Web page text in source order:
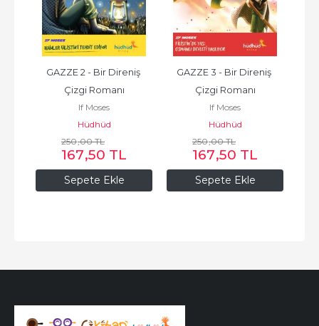
Sepete Ekle
GAZZE 2 - Bir Direniş
Çizgi Romanı
If Moses
Hüdhüd
250,00TL
167,50 TL
Sepete Ekle
GAZZE 3 - Bir Direniş
Çizgi Romanı
If Moses
Hüdhüd
250,00TL
167,50 TL